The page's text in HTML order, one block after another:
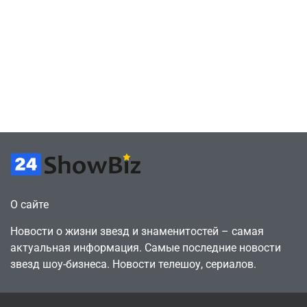
О сайте
Новости о жизни звезд и знаменитостей – самая
актуальная информация. Самые последние новости
звезд шоу-бизнеса. Новости телешоу, сериалов.